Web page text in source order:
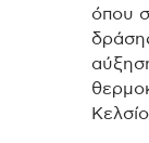
όπου